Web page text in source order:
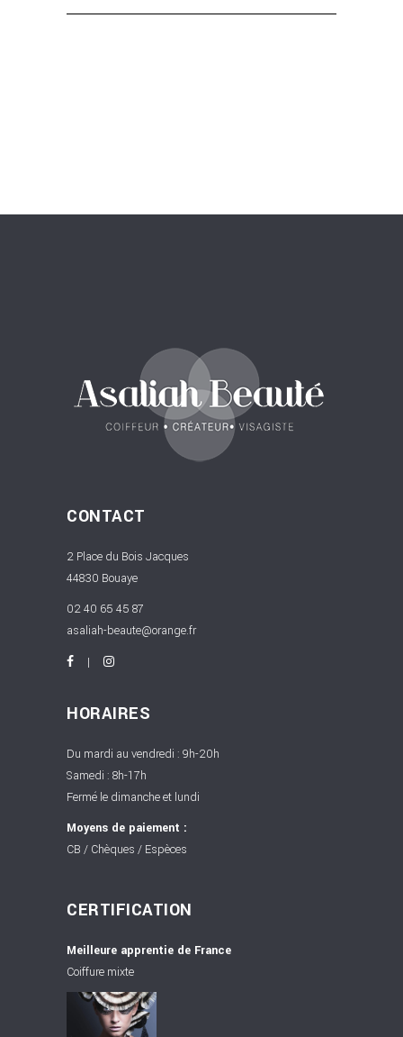
CONTACT
2 Place du Bois Jacques
44830 Bouaye
02 40 65 45 87
asaliah-beaute@orange.fr
HORAIRES
Du mardi au vendredi : 9h-20h
Samedi : 8h-17h
Fermé le dimanche et lundi
Moyens de paiement :
CB / Chèques / Espèces
CERTIFICATION
Meilleure apprentie de France
Coiffure mixte